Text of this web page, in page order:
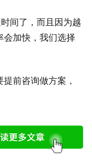
间了，而且因为越
会加快，我们选择
前咨询做方案，